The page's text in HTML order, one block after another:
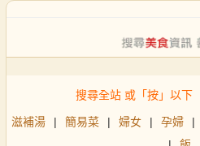
搜尋全站 或「按」以下
滋補湯 | 簡易菜 | 婦女 | 孕婦 |